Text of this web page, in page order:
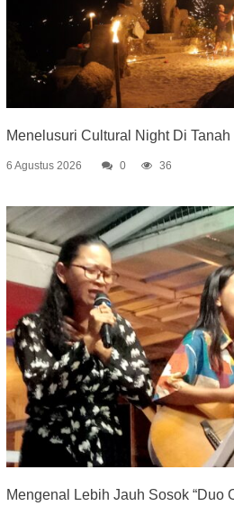
Menelusuri Cultural Night Di
6 Agustus 2026 0 36
Mengenal Lebih Jauh Sosok “Duo